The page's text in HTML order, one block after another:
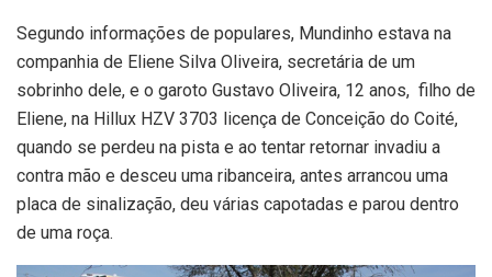
Segundo informações de populares, Mundinho estava na
companhia de Eliene Silva Oliveira, secretária de um
sobrinho dele, e o garoto Gustavo Oliveira, 12 anos, filho de
Eliene, na Hillux HZV 3703 licença de Conceição do Coité,
quando se perdeu na pista e ao tentar retornar invadiu a
contra mão e desceu uma ribanceira, antes arrancou uma
placa de sinalização, deu várias capotadas e parou dentro
de uma roça.